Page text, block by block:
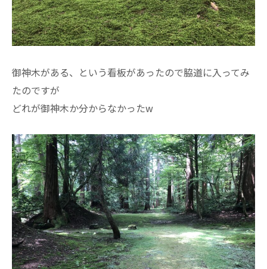
御神木がある、という看板があったので脇道に入ってみ
たのですが
どれが御神木か分からなかったw